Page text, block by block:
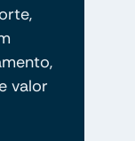
valor